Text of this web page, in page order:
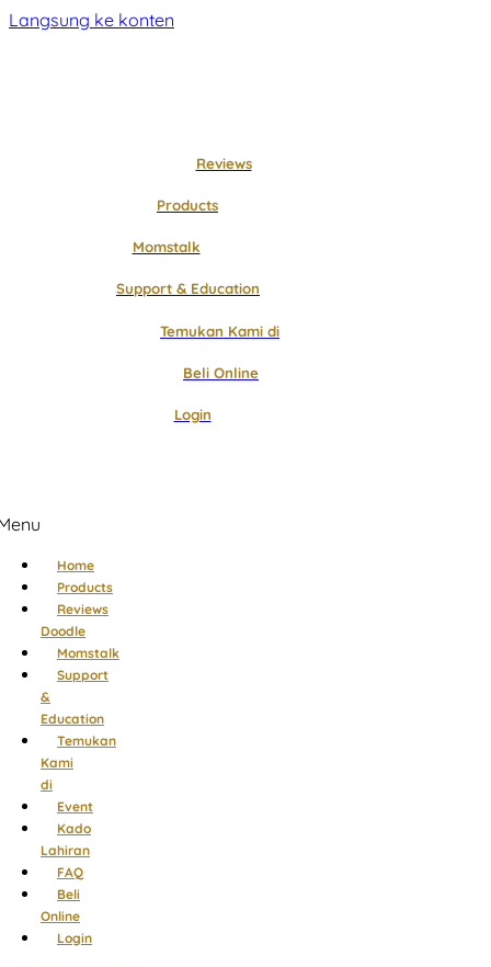
Langsung ke konten
Reviews
Products
Momstalk
Support & Education
Temukan Kami di
Beli Online
Login
Home
Products
Reviews
Doodle
Momstalk
Support
&
Education
Temukan
Kami
di
Event
Kado
Lahiran
FAQ
Beli
Online
Login